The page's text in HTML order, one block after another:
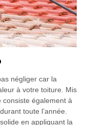
négliger car la
à votre toiture. Mis
également à
toute l’année.
en appliquant la